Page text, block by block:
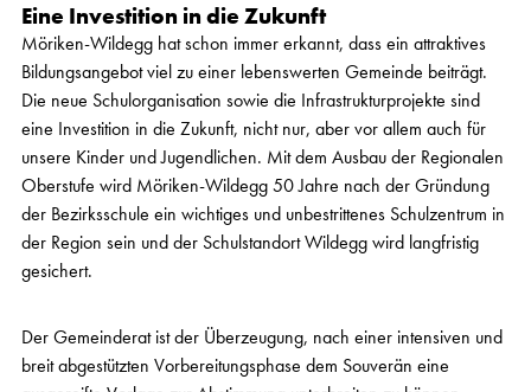
Eine Investition in die Zukunft
Möriken-Wildegg hat schon immer erkannt, dass ein attraktives
Bildungsangebot viel zu einer lebenswerten Gemeinde beiträgt.
Die neue Schulorganisation sowie die Infrastrukturprojekte sind
eine Investition in die Zukunft, nicht nur, aber vor allem auch für
unsere Kinder und Jugendlichen. Mit dem Ausbau der Regionalen
Oberstufe wird Möriken-Wildegg 50 Jahre nach der Gründung
der Bezirksschule ein wichtiges und unbestrittenes Schulzentrum in
der Region sein und der Schulstandort Wildegg wird langfristig
gesichert.
Der Gemeinderat ist der Überzeugung, nach einer intensiven und
breit abgestützten Vorbereitungsphase dem Souverän eine